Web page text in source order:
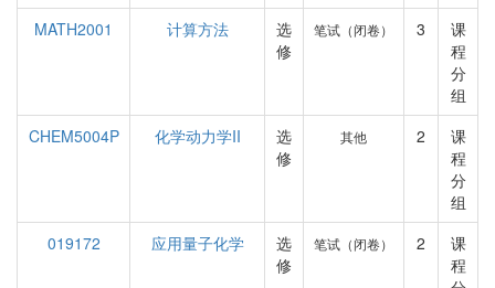
MATH2001
计算方法
选
修
笔试（闭卷） 3
课
程
分
组
CHEM5004P
化学动力学II
选
修
其他 2
课
程
分
组
019172
应用量子化学
选
修
笔试（闭卷） 2
课
程